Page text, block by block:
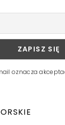
oznacza